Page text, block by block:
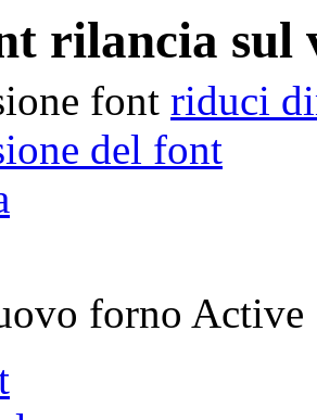
rilancia sul
font riduci
del font
forno Active